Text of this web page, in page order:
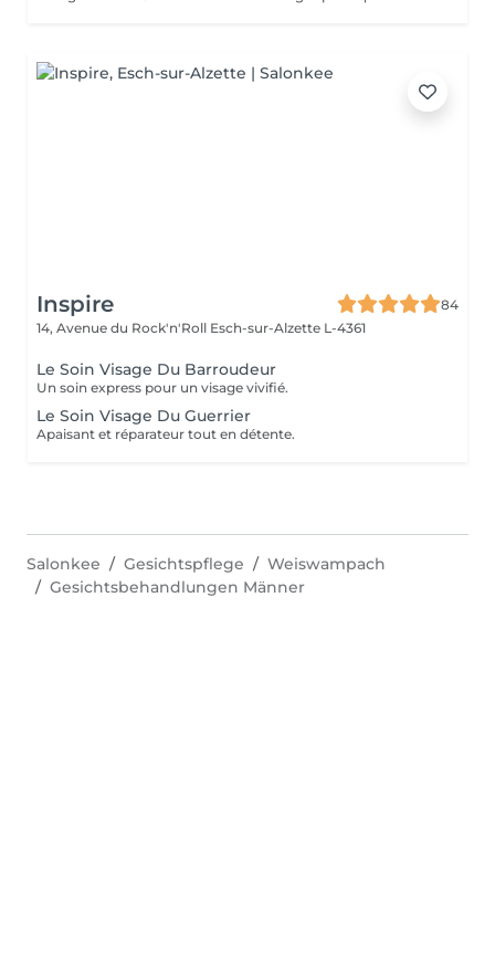
Inspire
84
14, Avenue du Rock'n'Roll Esch-sur-Alzette L-4361
Le Soin Visage Du Barroudeur
Un soin express pour un visage vivifié.
Le Soin Visage Du Guerrier
Apaisant et réparateur tout en détente.
Salonkee Gesichtspflege
Weiswampach
Gesichtsbehandlungen Männer